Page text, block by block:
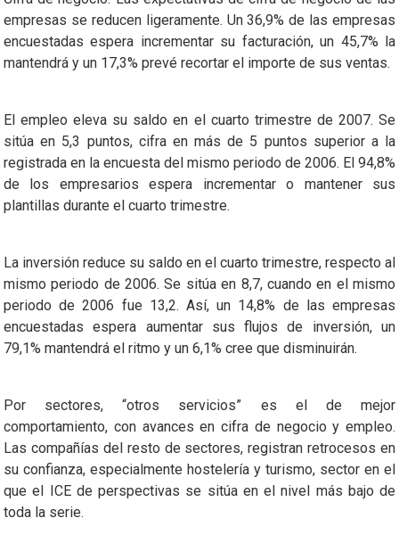
empresas se reducen ligeramente. Un 36,9% de las empresas
encuestadas espera incrementar su facturación, un 45,7% la
mantendrá y un 17,3% prevé recortar el importe de sus ventas.
El empleo eleva su saldo en el cuarto trimestre de 2007. Se
sitúa en 5,3 puntos, cifra en más de 5 puntos superior a la
registrada en la encuesta del mismo periodo de 2006. El 94,8%
de los empresarios espera incrementar o mantener sus
plantillas durante el cuarto trimestre.
La inversión reduce su saldo en el cuarto trimestre, respecto al
mismo periodo de 2006. Se sitúa en 8,7, cuando en el mismo
periodo de 2006 fue 13,2. Así, un 14,8% de las empresas
encuestadas espera aumentar sus flujos de inversión, un
79,1% mantendrá el ritmo y un 6,1% cree que disminuirán.
Por sectores, “otros servicios” es el de mejor
comportamiento, con avances en cifra de negocio y empleo.
Las compañías del resto de sectores, registran retrocesos en
su confianza, especialmente hostelería y turismo, sector en el
que el ICE de perspectivas se sitúa en el nivel más bajo de
toda la serie.